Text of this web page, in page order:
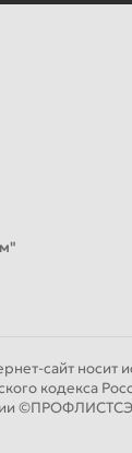
сайт носит
кодекса